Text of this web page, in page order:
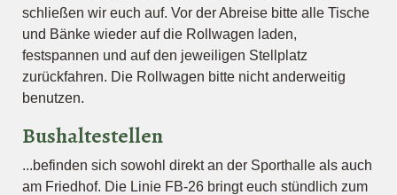
schließen wir euch auf. Vor der Abreise bitte alle Tische
und Bänke wieder auf die Rollwagen laden,
festspannen und auf den jeweiligen Stellplatz
zurückfahren. Die Rollwagen bitte nicht anderweitig
benutzen.
Bushaltestellen
...befinden sich sowohl direkt an der Sporthalle als auch
am Friedhof. Die Linie FB-26 bringt euch stündlich zum